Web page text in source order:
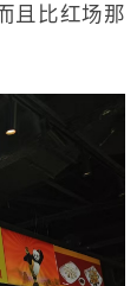
且比红场那